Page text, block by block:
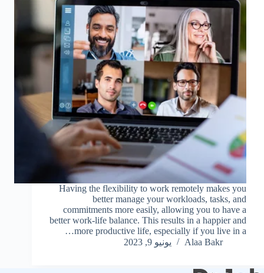
Having the flexibility to work remotely makes you
better manage your workloads, tasks, and
commitments more easily, allowing you to have a
better work-life balance. This results in a happier and
more productive life, especially if you live in a…
Alaa Bakr
يونيو 9, 2023